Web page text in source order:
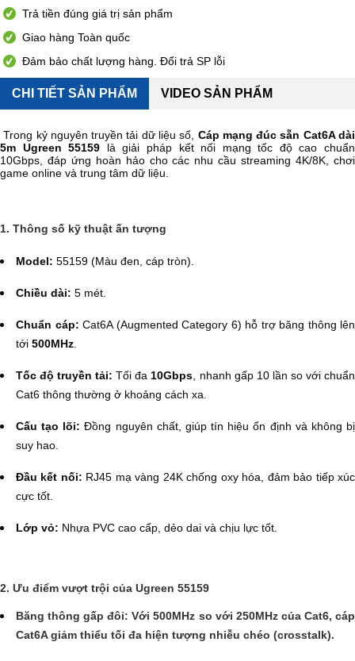
Trả tiền đúng giá trị sản phẩm
Giao hàng Toàn quốc
Đảm bảo chất lượng hàng. Đổi trả SP lỗi
CHI TIẾT SẢN PHẨM VIDEO SẢN PHẨM
Trong kỷ nguyên truyền tải dữ liệu số, Cáp mạng đúc sẵn Cat6A dài
5m Ugreen 55159
là giải pháp kết nối mạng tốc độ cao chuẩn
10Gbps, đáp ứng hoàn hảo cho các nhu cầu streaming 4K/8K, chơi
game online và trung tâm dữ liệu.
1. Thông số kỹ thuật ấn tượng
Model: 55159 (Màu đen, cáp tròn).
Chiều dài: 5 mét.
Chuẩn cáp: Cat6A (Augmented Category 6) hỗ trợ băng thông lên
tới 500MHz
Tốc độ truyền tải: Tối đa 10Gbps , nhanh gấp 10 lần so với chuẩn
Cat6 thông thường ở khoảng cách xa.
Cấu tạo lõi: Đồng nguyên chất, giúp tín hiệu ổn định và không bị
suy hao.
Đầu kết nối: RJ45 mạ vàng 24K chống oxy hóa, đảm bảo tiếp xúc
cực tốt.
Lớp vỏ: Nhựa PVC cao cấp, dẻo dai và chịu lực tốt.
2. Ưu điểm vượt trội của Ugreen 55159
Băng thông gấp đôi: Với 500MHz so với 250MHz của Cat6, cáp
Cat6A giảm thiểu tối đa hiện tượng nhiễu chéo (crosstalk).